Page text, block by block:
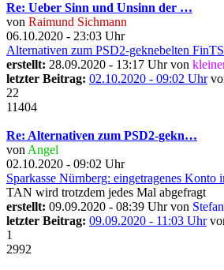
Re: Ueber Sinn und Unsinn der …
von Raimund Sichmann
06.10.2020 - 23:03 Uhr
Alternativen zum PSD2-geknebelten
erstellt: 28.09.2020 - 13:17 Uhr von
letzter Beitrag: 02.10.2020 - 09:02 Uhr
22
11404
Re: Alternativen zum PSD2-gekn…
von Angel
02.10.2020 - 09:02 Uhr
Sparkasse Nürnberg: eingetragenes Konto
TAN wird trotzdem jedes Mal abgefragt
erstellt: 09.09.2020 - 08:39 Uhr von
letzter Beitrag: 09.09.2020 - 11:03 Uhr
1
2992